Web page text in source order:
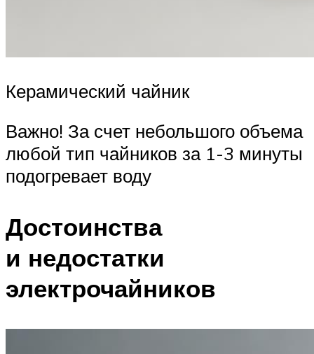
Керамический чайник
Важно! За счет небольшого объема
любой тип чайников за 1-3 минуты
подогревает воду
Достоинства
и недостатки
электрочайников